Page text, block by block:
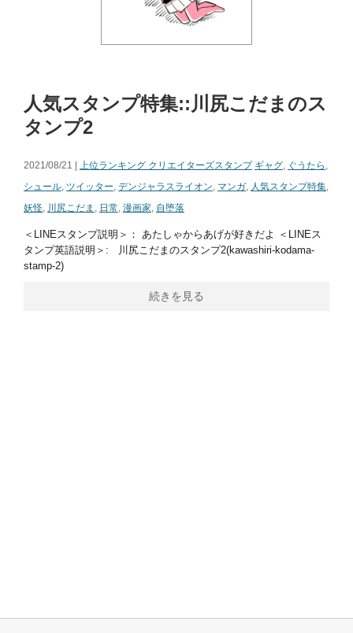
人気スタンプ特集::川尻こだまのス
タンプ2
2021/08/21 | 上位ランキング クリエイターズスタンプ ギャグ, ぐうたら ,
シュール, ツイッター, デンジャラスライオン, マンガ, 人気スタンプ特集,
妖怪, 川尻こだま , 日常, 漫画家, 自堕落
＜LINEスタンプ説明＞： あたしゃからあげが好きだよ ＜LINEス
タンプ英語説明＞: 川尻こだまのスタンプ2(kawashiri-kodama-
stamp-2)
続きを見る